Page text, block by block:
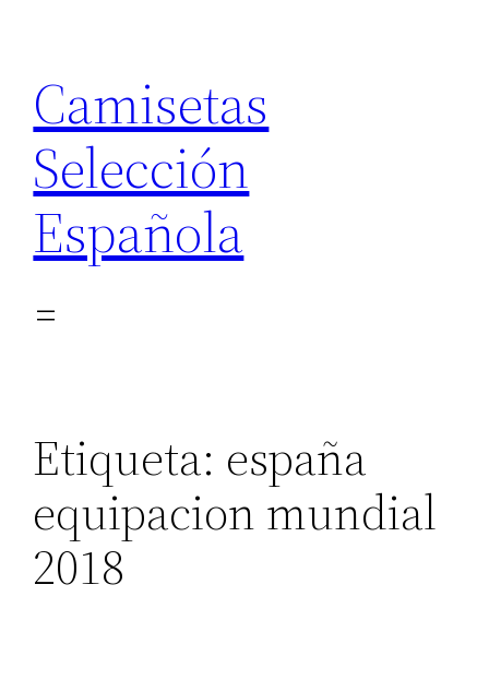
contenido
Camisetas
Selección
Española
Etiqueta: españa
equipacion mundial
2018